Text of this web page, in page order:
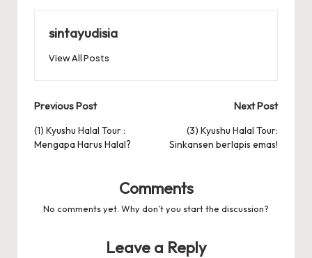
sintayudisia
View All Posts
Post
navigation
Previous Post
(1) Kyushu Halal Tour :
Mengapa Harus Halal?
Next Post
(3) Kyushu Halal Tour:
Sinkansen berlapis emas!
Comments
No comments yet. Why don’t you start the discussion?
Leave a Reply